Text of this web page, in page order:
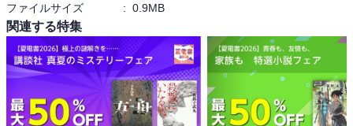
ファイルサイズ
: 0.9MB
関連する特集